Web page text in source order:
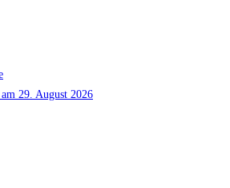
29. August 2026